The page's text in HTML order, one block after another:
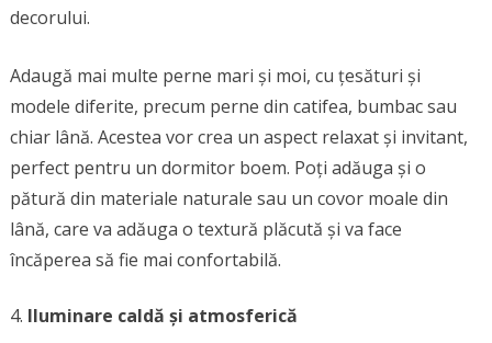
decorului.
Adaugă mai multe perne mari și moi, cu țesături și
modele diferite, precum perne din catifea, bumbac sau
chiar lână. Acestea vor crea un aspect relaxat și invitant,
perfect pentru un dormitor boem. Poți adăuga și o
pătură din materiale naturale sau un covor moale din
lână, care va adăuga o textură plăcută și va face
încăperea să fie mai confortabilă.
Iluminare caldă și atmosferică